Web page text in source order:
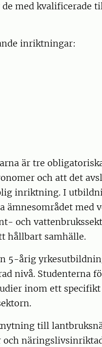
med kvalificerade
inriktningar:
är tre
och att det
inriktning. I
ämnesområdet med
och
hållbart samhälle.
5-årig
nivå. Studenterna
inom ett
till
och